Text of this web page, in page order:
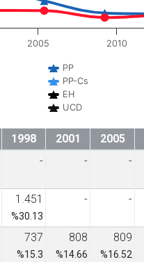
PP
PP-Cs
EH
UCD
2005 2010
1998 2001 2005
- - -
1.451
%30.13
- -
737
%15.3
808
%14.66
809
%16.52